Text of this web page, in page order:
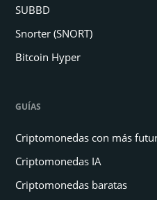
SUBBD
Snorter (SNORT)
Bitcoin Hyper
GUÍAS
Criptomonedas con más
Criptomonedas IA
Criptomonedas baratas